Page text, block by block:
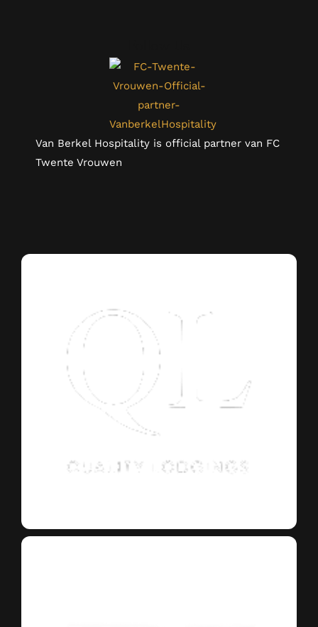
Van Berkel Hospitality is official partner van FC
Twente Vrouwen